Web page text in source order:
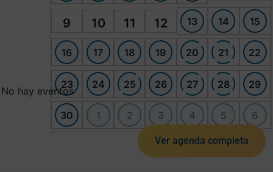
9 10 11 12 13 14 15
16 17 18 19 20 21 22
23 24 25 26 27 28 29
30 1 2 3 4 5 6
No hay eventos
Ver agenda completa